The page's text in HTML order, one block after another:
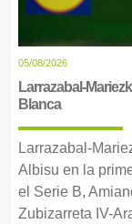
05/08/2026
Larrazabal-
Blanca
Larrazabal-
Albisu en la
el Serie B,
Zubizarreta IV-